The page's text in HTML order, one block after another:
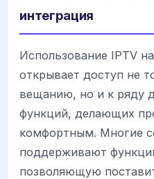
интеграция
Использование IPTV
открывает доступ не
вещанию, но и к ряду
функций, делающих
комфортным. Многие
поддерживают
позволяющую